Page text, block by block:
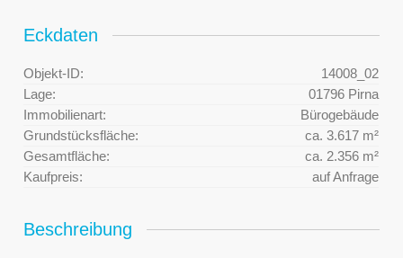
Eckdaten
Objekt-ID:
14008_02
Lage:
01796 Pirna
Immobilienart:
Bürogebäude
Grundstücksfläche:
ca. 3.617 m²
Gesamtfläche:
ca. 2.356 m²
Kaufpreis:
auf Anfrage
Beschreibung